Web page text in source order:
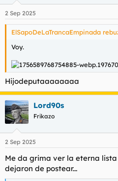
2 Sep 2025
ElSapoDeLaTrancaEmpinada
Voy.
Hijodeputaaaaaaaa
Lord90s
Frikazo
2 Sep 2025
Me da grima ver la eterna
dejaron de postear...